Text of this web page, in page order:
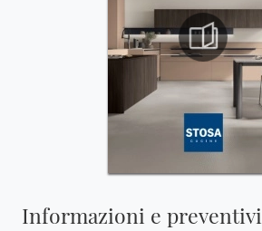
Informazioni e preventivi